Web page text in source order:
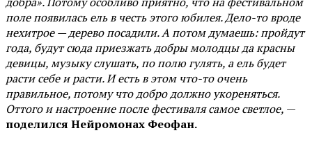
поле появилась ель в честь этого юбилея. Дело-то вроде
нехитрое — дерево посадили. А потом думаешь: пройдут
года, будут сюда приезжать добры молодцы да красны
девицы, музыку слушать, по полю гулять, а ель будет
расти себе и расти. И есть в этом что-то очень
правильное, потому что добро должно укореняться.
Оттого и настроение после фестиваля самое светлое, —
поделился Нейромонах Феофан.